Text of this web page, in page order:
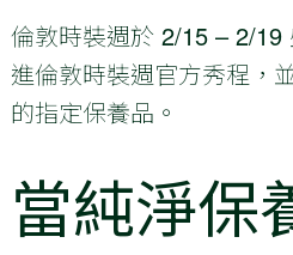
倫敦時裝週於 2/15 – 2/
進倫敦時裝週官方秀程，
的指定保養品。
當純淨保